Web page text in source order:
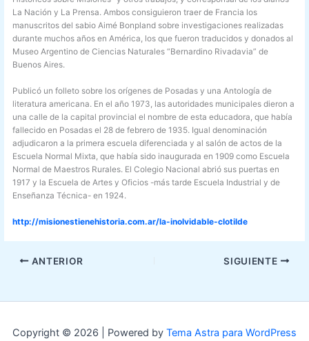
La Nación y La Prensa. Ambos consiguieron traer de Francia los
manuscritos del sabio Aimé Bonpland sobre investigaciones realizadas
durante muchos años en América, los que fueron traducidos y donados al
Museo Argentino de Ciencias Naturales “Bernardino Rivadavia” de
Buenos Aires.
Publicó un folleto sobre los orígenes de Posadas y una Antología de
literatura americana. En el año 1973, las autoridades municipales dieron a
una calle de la capital provincial el nombre de esta educadora, que había
fallecido en Posadas el 28 de febrero de 1935. Igual denominación
adjudicaron a la primera escuela diferenciada y al salón de actos de la
Escuela Normal Mixta, que había sido inaugurada en 1909 como Escuela
Normal de Maestros Rurales. El Colegio Nacional abrió sus puertas en
1917 y la Escuela de Artes y Oficios -más tarde Escuela Industrial y de
Enseñanza Técnica- en 1924.
http://misionestienehistoria.com.ar/la-inolvidable-clotilde
ANTERIOR SIGUIENTE
Copyright © 2026 | Powered by Tema Astra para WordPress